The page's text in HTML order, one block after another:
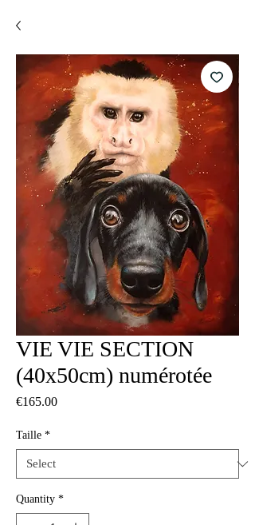
VIE VIE SECTION
(40x50cm) numérotée
€165.00Price
Taille *
Quantity *